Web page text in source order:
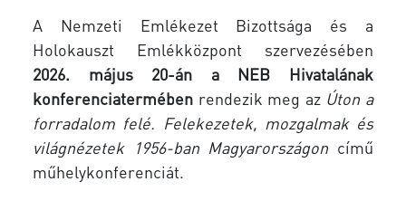
A Nemzeti Emlékezet Bizottsága és a
Holokauszt Emlékközpont szervezésében
2026. május 20-án a NEB Hivatalának
konferenciatermében rendezik meg azÚton a
forradalom felé. Felekezetek, mozgalmak és
világnézetek 1956-ban Magyarországon című
műhelykonferenciát.